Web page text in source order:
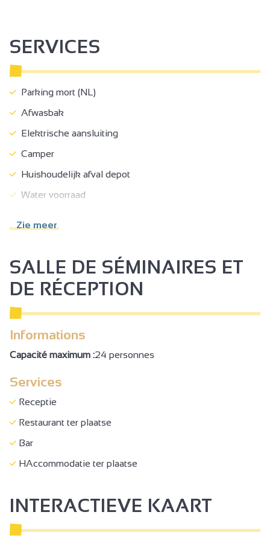
SERVICES
Parking mort (NL)
Afwasbak
Elektrische aansluiting
Camper
Huishoudelijk afval depot
Water voorraad
Regenwatercollectoren
Droge toiletten
Picknickplaats
Barbecue
Bordspellen
Strand
Waterplas
Recreatiezaal
Plancha
Lenen van spelletjes
Petanque
Trampoline
Speelveld
Zie meer
SALLE DE SÉMINAIRES ET
DE RÉCEPTION
Informations
Capacité maximum :24 personnes
Services
Receptie
Restaurant ter plaatse
Bar
HAccommodatie ter plaatse
INTERACTIEVE KAART